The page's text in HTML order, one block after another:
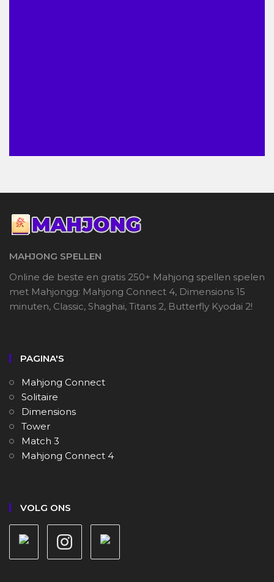
MAHJONG SPELLEN
Online de beste en gratis 250+ Mahjong spellen spelen
met Mahjongg: Mahjong Connect 4, Dimensions 15
minuten, Classic, Shaghai, Titans 2, Butterfly Kyodai 2!
PAGINA'S
Mahjong Connect
Solitaire
Dimensions
Tower
Match 3
Mahjong Connect 4
VOLG ONS